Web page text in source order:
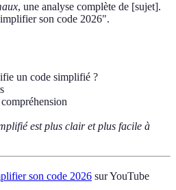
, une analyse complète de [sujet].
son code 2026".
un code simplifié ?
est plus clair et plus facile à
son code 2026 sur YouTube